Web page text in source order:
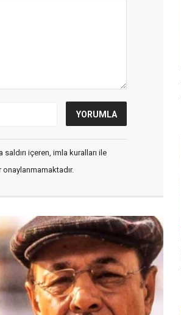
içeren, imla kuralları ile
onaylanmamaktadır.